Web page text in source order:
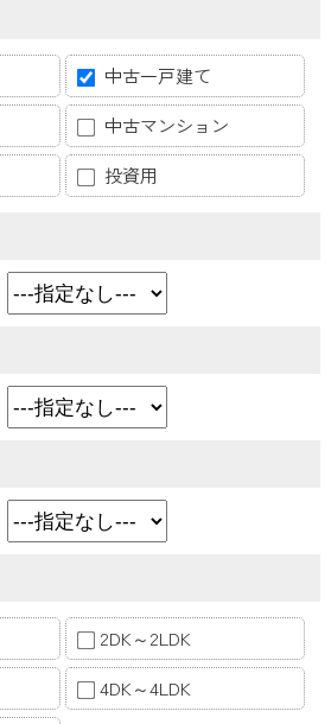
中古一戸建て
中古マンション
投資用
2DK～2LDK
4DK～4LDK